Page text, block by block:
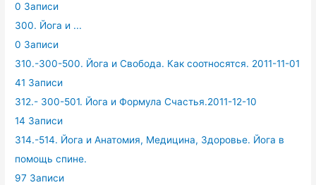
0 Записи
300. Йога и ...
0 Записи
310.-300-500. Йога и Свобода. Как соотносятся. 2011-11-01
41 Записи
312.- 300-501. Йога и Формула Счастья.2011-12-10
14 Записи
314.-514. Йога и Анатомия, Медицина, Здоровье. Йога в
помощь спине.
97 Записи